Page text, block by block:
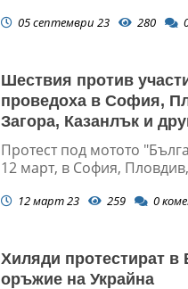
05 септември 23 280
Шествия против
проведоха в София,
Загора, Казанлък и
Протест под мотото
12 март, в София,
12 март 23 259 0
Хиляди протестират в
оръжие на Украйна